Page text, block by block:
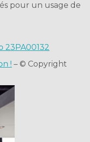
pour un usage de
23PA00132
! – © Copyright